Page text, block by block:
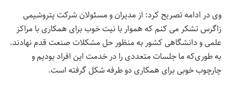
وی در ادامه تصریح کرد: از مدیران و مسئولان شرکت پتروشیمی
زاگرس تشکر می کنم که هموار با نیت خوب برای همکاری با مراکز
علمی و دانشگاهی کشور به منظور حل مشکلات صنعت قدم نهادند.
به طوری‌که ما جلسات متعددی را در خدمت این افراد بودیم و
چارچوب خوبی برای همکاری دو طرفه شکل گرفته است.